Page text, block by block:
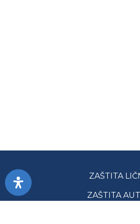
ZAŠTITA
ZAŠTITA